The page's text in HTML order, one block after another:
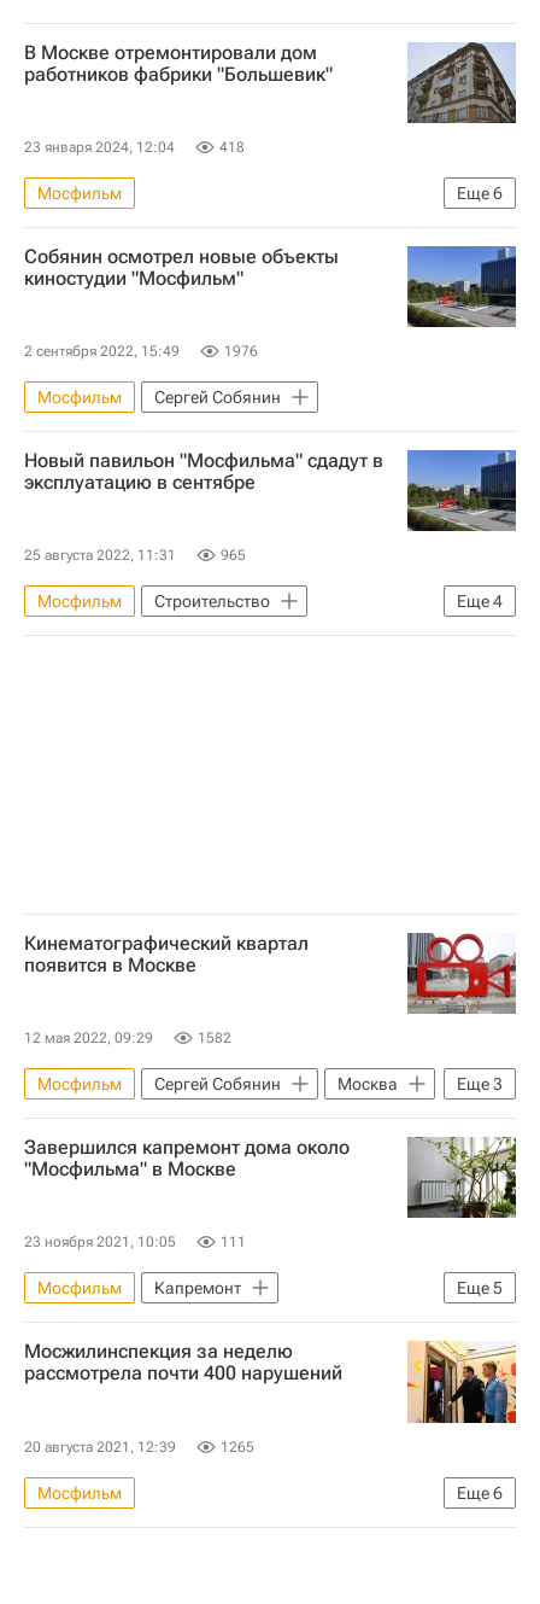
В Москве отремонтировали дом
работников фабрики "Большевик"
23 января 2024, 12:04 418
Еще6
Мосфильм
Москва Сегодня: мегаполис для жизни
Москва
Городское хозяйство Москвы
Капремонт в Москве
Собянин осмотрел новые объекты
киностудии "Мосфильм"
2 сентября 2022, 15:49 1976
Мосфильм Сергей Собянин
Новый павильон "Мосфильма" сдадут в
эксплуатацию в сентябре
25 августа 2022, 11:31 965
Еще4
Мосфильм
Строительство
Коммерческая недвижимость
Россия
Кинематографический квартал
появится в Москве
12 мая 2022, 09:29 1582
Еще3
Мосфильм Сергей Собянин
Москва
Строительство
Инфраструктура
Новости культуры
Завершился капремонт дома около
"Мосфильма" в Москве
23 ноября 2021, 10:05 111
Еще5
Мосфильм
Капремонт
Москва Сегодня: мегаполис для жизни
Москва
Капремонт в Москве
Комплекс городского хозяйства Москвы
Мосжилинспекция за неделю
рассмотрела почти 400 нарушений
20 августа 2021, 12:39 1265
Еще6
Мосфильм
Москва Сегодня: мегаполис для жизни